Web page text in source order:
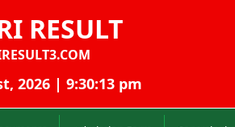
RESULT
2026 | 9:30:13 pm